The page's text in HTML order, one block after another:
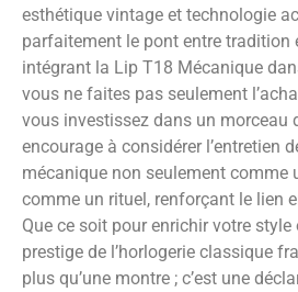
esthétique vintage et technologie
parfaitement le pont entre tradition
intégrant la Lip T18 Mécanique
vous ne faites pas seulement
vous investissez dans un morceau
encourage à considérer l’entretien
mécanique non seulement comme
comme un rituel, renforçant le lien
Que ce soit pour enrichir votre style
prestige de l’horlogerie classique
plus qu’une montre ; c’est une